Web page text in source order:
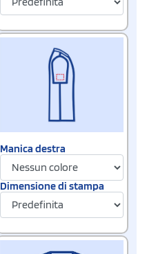
Manica destra
Dimensione di stampa